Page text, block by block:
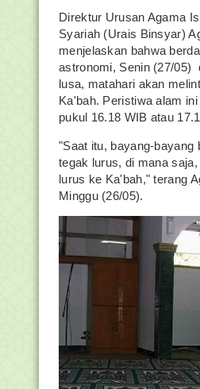
Direktur Urusan Agama
Syariah (Urais Binsyar)
menjelaskan bahwa
astronomi, Senin (27/05)
lusa, matahari akan
Ka'bah. Peristiwa alam
pukul 16.18 WIB atau
"Saat itu, bayang-bayang
tegak lurus, di mana
lurus ke Ka'bah," terang
Minggu (26/05).